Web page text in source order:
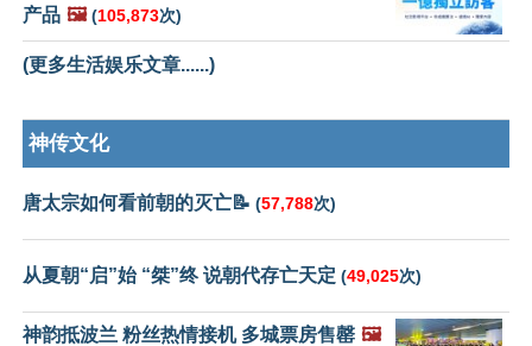
产品 🖼️ (105,873次)
(更多生活娱乐文章......)
神传文化
唐太宗如何看前朝的灭亡📝 (57,788次)
从夏朝“启”始 “桀”终 说朝代存亡天定 (49,025次)
神韵抵波兰 粉丝热情接机 多城票房售罄 🖼️